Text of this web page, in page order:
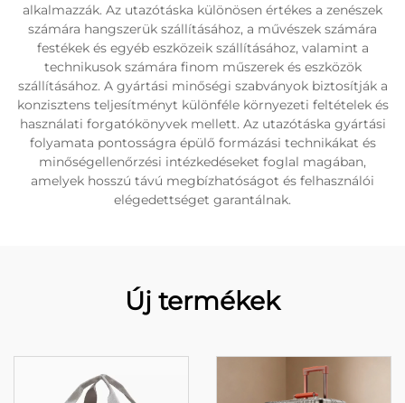
alkalmazzák. Az utazótáska különösen értékes a zenészek
számára hangszerük szállításához, a művészek számára
festékek és egyéb eszközeik szállításához, valamint a
technikusok számára finom műszerek és eszközök
szállításához. A gyártási minőségi szabványok biztosítják a
konzisztens teljesítményt különféle környezeti feltételek és
használati forgatókönyvek mellett. Az utazótáska gyártási
folyamata pontosságra épülő formázási technikákat és
minőségellenőrzési intézkedéseket foglal magában,
amelyek hosszú távú megbízhatóságot és felhasználói
elégedettséget garantálnak.
Új termékek